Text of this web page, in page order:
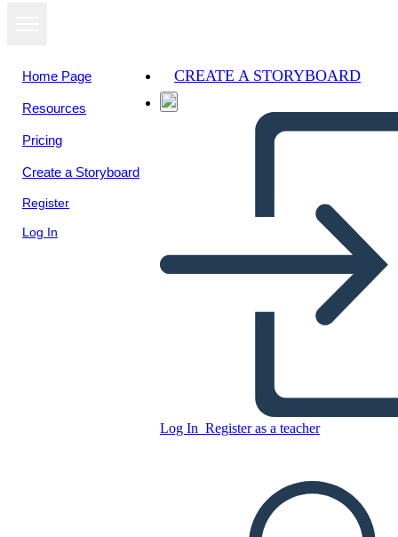
Home Page
Resources
Pricing
Create a Storyboard
Register
Log In
CREATE A STORYBOARD
Log In Register as a teacher
STORYBOARD CATEDRA
UNADISTA
Copy this Storyboard
CREATE A STORYBOARD
View as
slideshow